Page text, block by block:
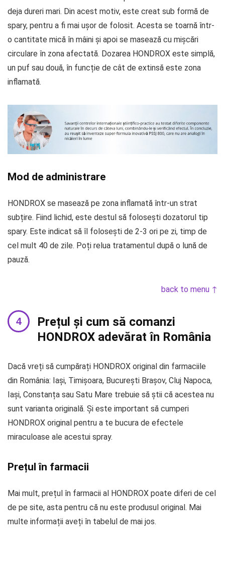
deja dureri mari. Din acest motiv, este creat sub formă de
spary, pentru a fi mai ușor de folosit. Acesta se toarnă într-
o cantitate mică în mâini și apoi se masează cu mișcări
circulare în zona afectată. Dozarea HONDROX este simplă,
un puf sau două, în funcție de cât de extinsă este zona
inflamată.
Mod de administrare
HONDROX se masează pe zona inflamată într-un strat
subțire. Fiind lichid, este destul să folosești dozatorul tip
spary. Este indicat să îl folosești de 2-3 ori pe zi, timp de
cel mult 40 de zile. Poți relua tratamentul după o lună de
pauză.
back to menu ↑
Prețul și cum să comanzi
HONDROX adevărat în România
Dacă vreți să cumpărați HONDROX original din farmaciile
din România: Iași, Timișoara, București Brașov, Cluj Napoca,
Iași, Constanța sau Satu Mare trebuie să știi că acestea nu
sunt varianta originală. Și este important să cumperi
HONDROX original pentru a te bucura de efectele
miraculoase ale acestui spray.
Prețul în farmacii
Mai mult, prețul în farmacii al HONDROX poate diferi de cel
de pe site, asta pentru că nu este produsul original. Mai
multe informații aveți în tabelul de mai jos.